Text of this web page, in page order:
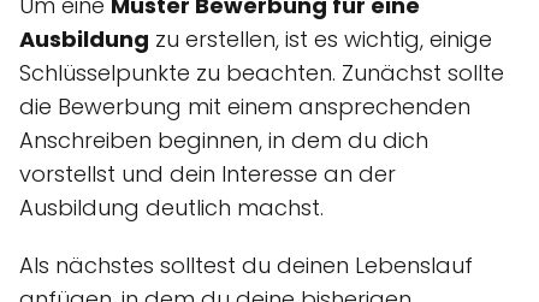
Ausbildung zu erstellen, ist es wichtig, einige
Schlüsselpunkte zu beachten. Zunächst sollte
die Bewerbung mit einem ansprechenden
Anschreiben beginnen, in dem du dich
vorstellst und dein Interesse an der
Ausbildung deutlich machst.
Als nächstes solltest du deinen Lebenslauf